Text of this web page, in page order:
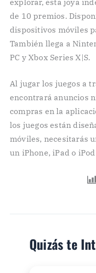
de 10 premios.
dispositivos móviles
También llega a
PC y Xbox Series X|S.
Al jugar los juegos a
encontrará anuncios
compras en la
los juegos están
móviles, necesitarás
un iPhone, iPad o
Quizás te